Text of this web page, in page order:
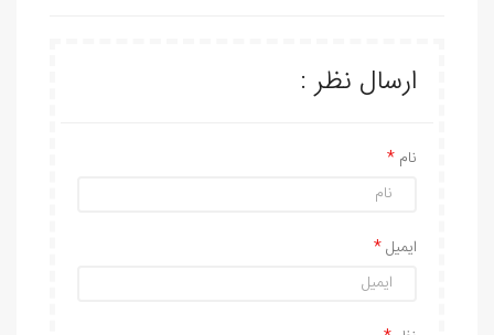
ارسال نظر :
نام
ایمیل